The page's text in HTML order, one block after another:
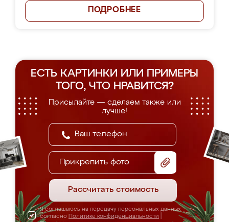
ПОДРОБНЕЕ
ЕСТЬ КАРТИНКИ ИЛИ ПРИМЕРЫ
ТОГО, ЧТО НРАВИТСЯ?
Присылайте — сделаем также или
лучше!
Прикрепить фото
Рассчитать стоимость
Я соглашаюсь на передачу персональных данных
согласно Политике конфиденциальности